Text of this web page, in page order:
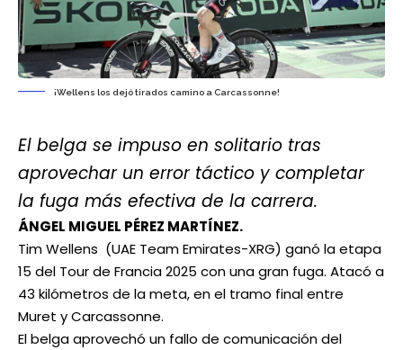
¡Wellens los dejó tirados camino a Carcassonne!
El belga se impuso en solitario tras
aprovechar un error táctico y completar
la fuga más efectiva de la carrera.
ÁNGEL MIGUEL PÉREZ MARTÍNEZ.
Tim Wellens (UAE Team Emirates-XRG) ganó la etapa
15 del Tour de Francia 2025 con una gran fuga. Atacó a
43 kilómetros de la meta, en el tramo final entre
Muret y Carcassonne.
El belga aprovechó un fallo de comunicación del